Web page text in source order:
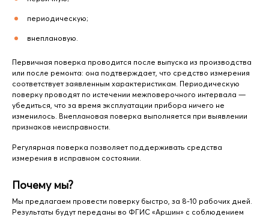
периодическую;
внеплановую.
Первичная поверка проводится после выпуска из производства
или после ремонта: она подтверждает, что средство измерения
соответствует заявленным характеристикам. Периодическую
поверку проводят по истечении межповерочного интервала —
убедиться, что за время эксплуатации прибора ничего не
изменилось. Внеплановая поверка выполняется при выявлении
признаков неисправности.
Регулярная поверка позволяет поддерживать средства
измерения в исправном состоянии.
Почему мы?
Мы предлагаем провести поверку быстро, за 8-10 рабочих дней.
Результаты будут переданы во ФГИС «Аршин» с соблюдением